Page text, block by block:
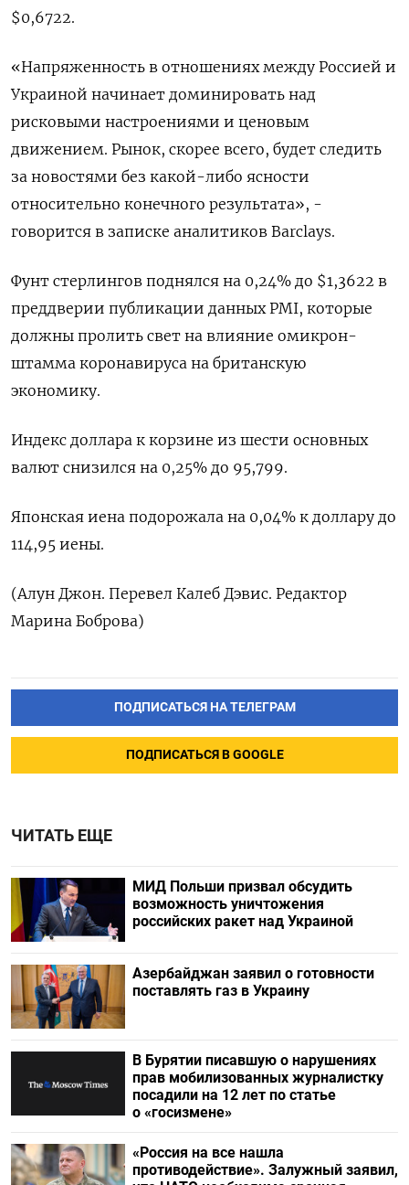
$0,6722​.
«Напряженность в отношениях между Россией и
Украиной начинает доминировать над
рисковыми настроениями и ценовым
движением. Рынок, скорее всего, будет следить
за новостями без какой-либо ясности
относительно конечного результата», -
говорится в записке аналитиков Barclays.
Фунт стерлингов поднялся на 0,24% до $1,3622​ в
преддверии публикации данных PMI, которые
должны пролить свет на влияние омикрон-
штамма коронавируса на британскую
экономику.
Индекс доллара к корзине из шести основных
валют снизился на 0,25% до 95,799​.
Японская иена подорожала на 0,04%​ к доллару до
114,95 иены.
(Алун Джон. Перевел Калеб Дэвис. Редактор
Марина Боброва)
ПОДПИСАТЬСЯ НА ТЕЛЕГРАМ
ПОДПИСАТЬСЯ В GOOGLE
ЧИТАТЬ ЕЩЕ
МИД Польши призвал обсудить
возможность уничтожения
российских ракет над Украиной
Азербайджан заявил о готовности
поставлять газ в Украину
В Бурятии писавшую о нарушениях
прав мобилизованных журналистку
посадили на 12 лет по статье
о «госизмене»
«Россия на все нашла
противодействие». Залужный заявил,